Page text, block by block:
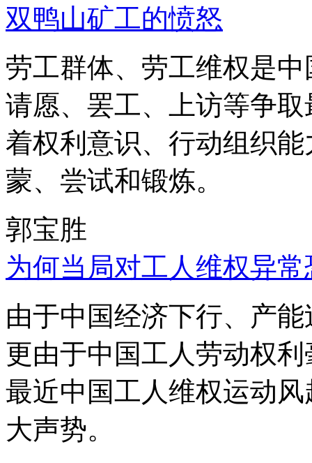
双鸭山矿工的愤怒
劳工群体、劳工维权是
请愿、罢工、上访等争
着权利意识、行动组织
蒙、尝试和锻炼。
郭宝胜
为何当局对工人维权异
由于中国经济下行、产
更由于中国工人劳动权
最近中国工人维权运动
大声势。